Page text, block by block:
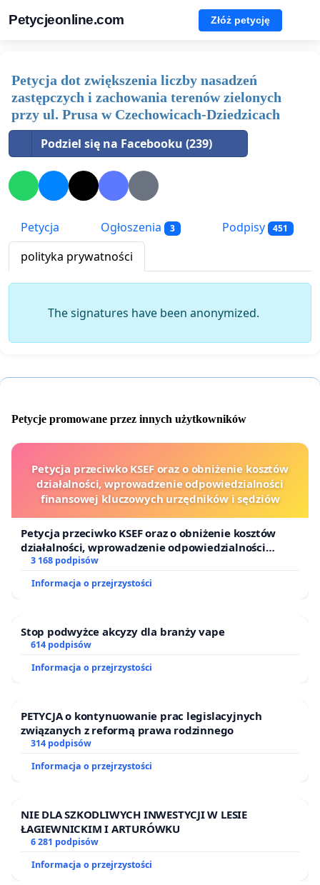
Petycjeonline.com Złóż petycję
Petycja dot zwiększenia liczby nasadzeń
zastępczych i zachowania terenów zielonych
przy ul. Prusa w Czechowicach-Dziedzicach
Podziel się na Facebooku (239)
Petycja Ogłoszenia 3 Podpisy 451
polityka prywatności
The signatures have been anonymized.
Petycje promowane przez innych użytkowników
Petycja przeciwko KSEF oraz o obniżenie kosztów
działalności, wprowadzenie odpowiedzialności
finansowej kluczowych urzędników i sędziów
Petycja przeciwko KSEF oraz o obniżenie kosztów
działalności, wprowadzenie odpowiedzialności
finansowej kluczowych urzędników i sędziów
3 168 podpisów
Informacja o przejrzystości
Stop podwyżce akcyzy dla branży vape
614 podpisów
Informacja o przejrzystości
PETYCJA o kontynuowanie prac legislacyjnych
związanych z reformą prawa rodzinnego
314 podpisów
Informacja o przejrzystości
NIE DLA SZKODLIWYCH INWESTYCJI W LESIE
ŁAGIEWNICKIM I ARTURÓWKU
6 281 podpisów
Informacja o przejrzystości